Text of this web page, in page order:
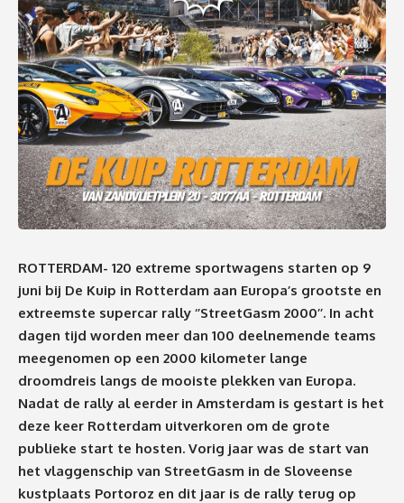
ROTTERDAM- 120 extreme sportwagens starten op 9
juni bij De Kuip in Rotterdam aan Europa’s grootste en
extreemste supercar rally ‘’StreetGasm 2000’’. In acht
dagen tijd worden meer dan 100 deelnemende teams
meegenomen op een 2000 kilometer lange
droomdreis langs de mooiste plekken van Europa.
Nadat de rally al eerder in Amsterdam is gestart is het
deze keer Rotterdam uitverkoren om de grote
publieke start te hosten. Vorig jaar was de start van
het vlaggenschip van StreetGasm in de Sloveense
kustplaats Portoroz en dit jaar is de rally terug op